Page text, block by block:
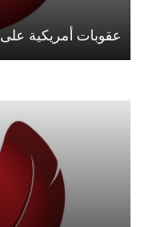
عقوبات أمريكية